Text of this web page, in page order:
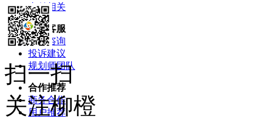
支付相关
联系客服
问题咨询
投诉建议
规划师团队
合作推荐
商务合作
用户推荐
扫一扫
关注柳橙